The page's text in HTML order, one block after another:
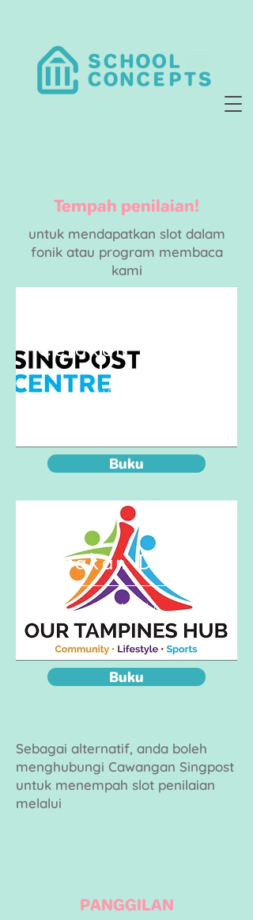
Tempah penilaian!
untuk mendapatkan slot dalam
fonik atau program membaca
kami
Cetakan Digital
VIEW ALL
Buku
Cetakan Digital
VIEW ALL
Buku
Sebagai alternatif, anda boleh
menghubungi Cawangan Singpost
untuk menempah slot penilaian
melalui
PANGGILAN